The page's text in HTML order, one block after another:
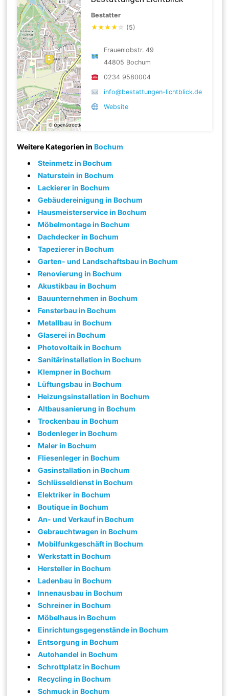
Bestatter
★★★★ ☆ (5)
Frauenlobstr. 49
44805 Bochum
0234 9580004
info@bestattungen-lichtblick.de
Website
Weitere Kategorien inBochum
Steinmetz in Bochum
Naturstein in Bochum
Lackierer in Bochum
Gebäudereinigung in Bochum
Hausmeisterservice in Bochum
Möbelmontage in Bochum
Dachdecker in Bochum
Tapezierer in Bochum
Garten- und Landschaftsbau in Bochum
Renovierung in Bochum
Akustikbau in Bochum
Bauunternehmen in Bochum
Fensterbau in Bochum
Metallbau in Bochum
Glaserei in Bochum
Photovoltaik in Bochum
Sanitärinstallation in Bochum
Klempner in Bochum
Lüftungsbau in Bochum
Heizungsinstallation in Bochum
Altbausanierung in Bochum
Trockenbau in Bochum
Bodenleger in Bochum
Maler in Bochum
Fliesenleger in Bochum
Gasinstallation in Bochum
Schlüsseldienst in Bochum
Elektriker in Bochum
Boutique in Bochum
An- und Verkauf in Bochum
Gebrauchtwagen in Bochum
Mobilfunkgeschäft in Bochum
Werkstatt in Bochum
Hersteller in Bochum
Ladenbau in Bochum
Innenausbau in Bochum
Schreiner in Bochum
Möbelhaus in Bochum
Einrichtungsgegenstände in Bochum
Entsorgung in Bochum
Autohandel in Bochum
Schrottplatz in Bochum
Recycling in Bochum
Schmuck in Bochum